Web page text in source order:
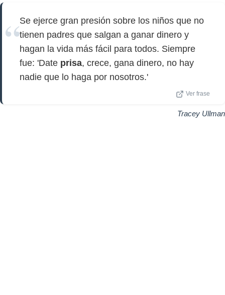
Se ejerce gran presión sobre los niños que no
tienen padres que salgan a ganar dinero y
hagan la vida más fácil para todos. Siempre
fue: 'Date prisa, crece, gana dinero, no hay
nadie que lo haga por nosotros.'
Ver frase
Tracey Ullman